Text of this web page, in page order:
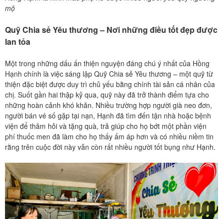
mộ
Quỹ Chia sẻ Yêu thương – Nơi những điều tốt đẹp được
lan tỏa
Một trong những dấu ấn thiện nguyện đáng chú ý nhất của Hồng
Hạnh chính là việc sáng lập Quỹ Chia sẻ Yêu thương – một quỹ từ
thiện đặc biệt được duy trì chủ yếu bằng chính tài sản cá nhân của
chị. Suốt gần hai thập kỷ qua, quỹ này đã trở thành điểm tựa cho
những hoàn cảnh khó khăn. Nhiều trường hợp người già neo đơn,
người bán vé số gặp tại nạn, Hạnh đã tìm đến tận nhà hoặc bệnh
viện để thăm hỏi và tặng quà, trả giúp cho họ bớt một phần viện
phí thuốc men đã làm cho họ thấy ấm áp hơn và có nhiều niềm tin
rằng trên cuộc đời này vẫn còn rất nhiều người tốt bụng như Hạnh.